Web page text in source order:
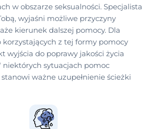
w obszarze seksualności. Specjalista
wyjaśni możliwe przyczyny
kierunek dalszej pomocy. Dla
korzystających z tej formy pomocy
wyjścia do poprawy jakości życia
niektórych sytuacjach pomoc
ważne uzupełnienie ścieżki